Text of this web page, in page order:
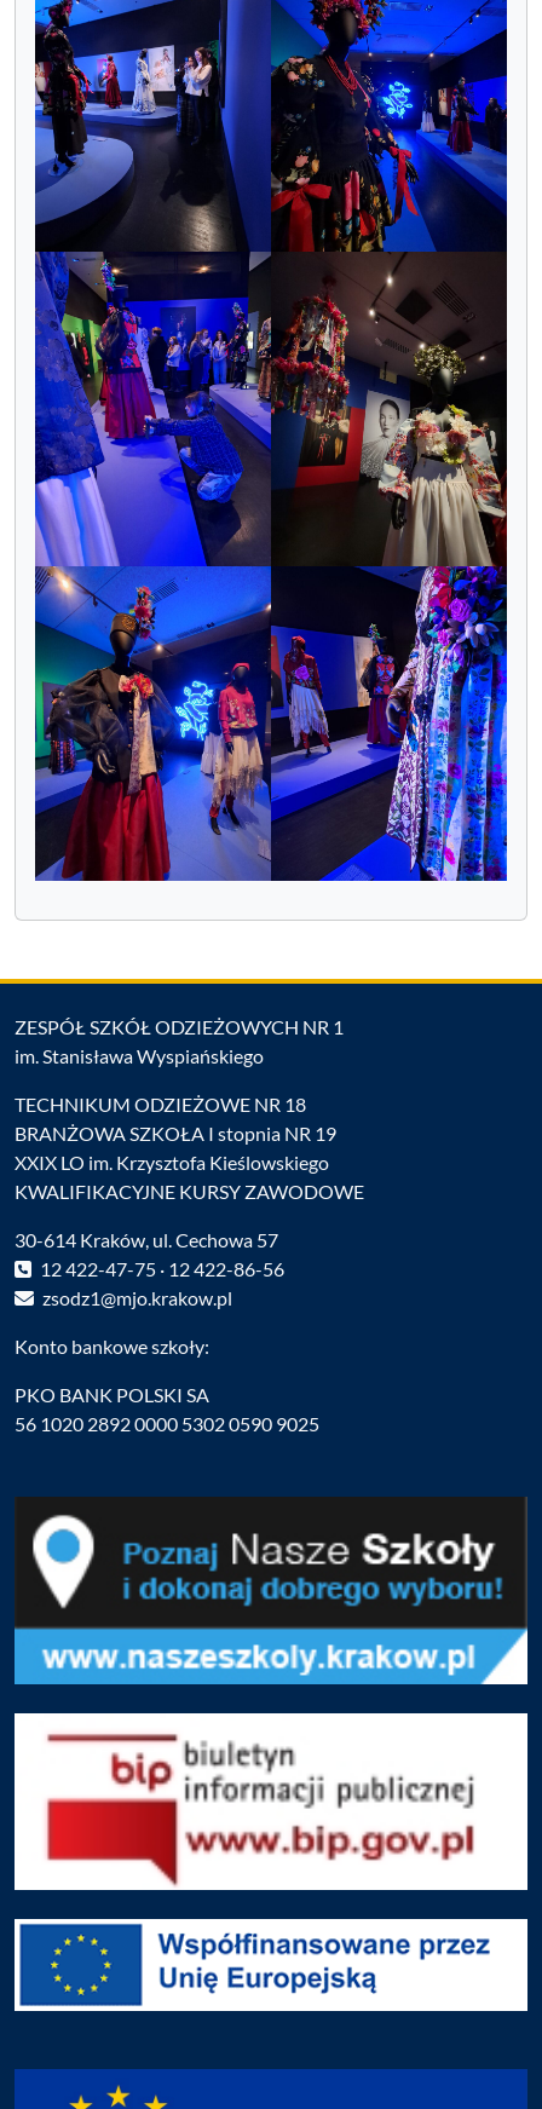
ZESPÓŁ SZKÓŁ ODZIEŻOWYCH NR 1
im. Stanisława Wyspiańskiego
TECHNIKUM ODZIEŻOWE NR 18
BRANŻOWA SZKOŁA I stopnia NR 19
XXIX LO im. Krzysztofa Kieślowskiego
KWALIFIKACYJNE KURSY ZAWODOWE
30-614 Kraków, ul. Cechowa 57
12 422-47-75 · 12 422-86-56
zsodz1@mjo.krakow.pl
Konto bankowe szkoły:
PKO BANK POLSKI SA
56 1020 2892 0000 5302 0590 9025